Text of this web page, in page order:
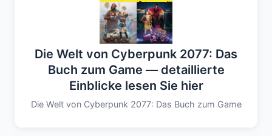
Die Welt von Cyberpunk 2077: Das
Buch zum Game — detaillierte
Einblicke lesen Sie hier
Die Welt von Cyberpunk 2077: Das Buch zum Game